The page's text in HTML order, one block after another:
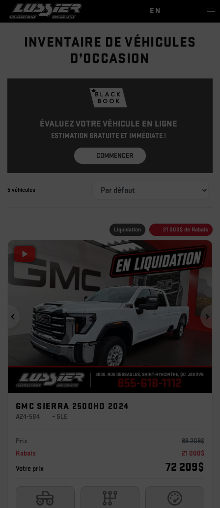
EN
INVENTAIRE DE VÉHICULES
D’OCCASION
ÉVALUEZ VOTRE VÉHICULE EN LIGNE
ESTIMATION GRATUITE ET IMMÉDIATE !
COMMENCER
5 véhicules
Liquidation 21 000$ de Rabais
Précédent
GMC SIERRA 2500HD 2024
A24-584 – SLE
Prix 93 209$
Rabais
21 000$
Votre prix
72 209$